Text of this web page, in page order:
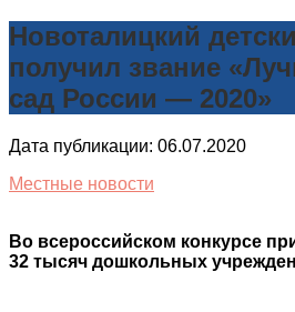
Новоталицкий
получил звание
сад России — 2020»
Дата публикации: 06.07.2020
Местные новости
Во всероссийском конкурсе
32 тысяч дошкольных